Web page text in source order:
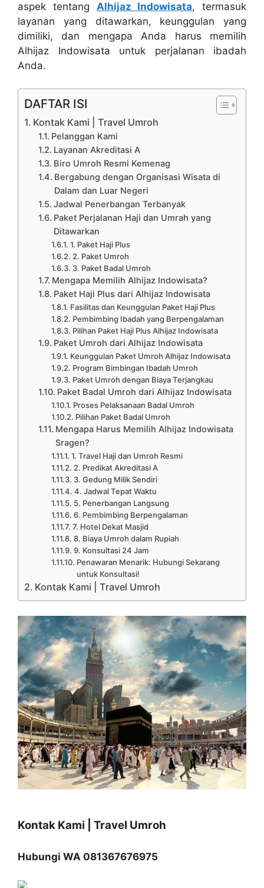
aspek tentang Alhijaz Indowisata, termasuk
layanan yang ditawarkan, keunggulan yang
dimiliki, dan mengapa Anda harus memilih
Alhijaz Indowisata untuk perjalanan ibadah
Anda.
DAFTAR ISI
Kontak Kami | Travel Umroh
Pelanggan Kami
Layanan Akreditasi A
Biro Umroh Resmi Kemenag
Bergabung dengan Organisasi Wisata di
Dalam dan Luar Negeri
Jadwal Penerbangan Terbanyak
Paket Perjalanan Haji dan Umrah yang
Ditawarkan
1. Paket Haji Plus
2. Paket Umroh
3. Paket Badal Umroh
Mengapa Memilih Alhijaz Indowisata?
Paket Haji Plus dari Alhijaz Indowisata
Fasilitas dan Keunggulan Paket Haji Plus
Pembimbing Ibadah yang Berpengalaman
Pilihan Paket Haji Plus Alhijaz Indowisata
Paket Umroh dari Alhijaz Indowisata
Keunggulan Paket Umroh Alhijaz Indowisata
Program Bimbingan Ibadah Umroh
Paket Umroh dengan Biaya Terjangkau
Paket Badal Umroh dari Alhijaz Indowisata
Proses Pelaksanaan Badal Umroh
Pilihan Paket Badal Umroh
Mengapa Harus Memilih Alhijaz Indowisata
Sragen?
1. Travel Haji dan Umroh Resmi
2. Predikat Akreditasi A
3. Gedung Milik Sendiri
4. Jadwal Tepat Waktu
5. Penerbangan Langsung
6. Pembimbing Berpengalaman
7. Hotel Dekat Masjid
8. Biaya Umroh dalam Rupiah
9. Konsultasi 24 Jam
Penawaran Menarik: Hubungi Sekarang
untuk Konsultasi!
Kontak Kami | Travel Umroh
Kontak Kami | Travel Umroh
Hubungi WA 081367676975